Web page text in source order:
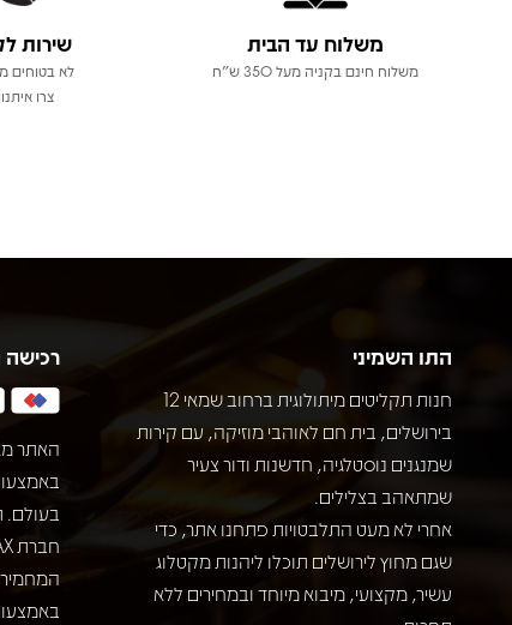
משלוח עד הבית
משלוח חינם בקניה מעל 350 ש"ח
שירות
לא בטוחים
צרו
התו השמיני
חנות תקליטים מיתולוגית ברחוב שמאי 12
בירושלים, בית חם לאוהבי מוזיקה, עם קירות
שמנגנים נוסטלגיה, חדשנות ודור צעיר
שמתאהב בצלילים.
אחרי לא מעט התלבטויות פתחנו אתר, כדי
שגם מחוץ לירושלים תוכלו ליהנות מקטלוג
עשיר, מקצועי, מיבוא מיוחד ובמחירים ללא
האתר